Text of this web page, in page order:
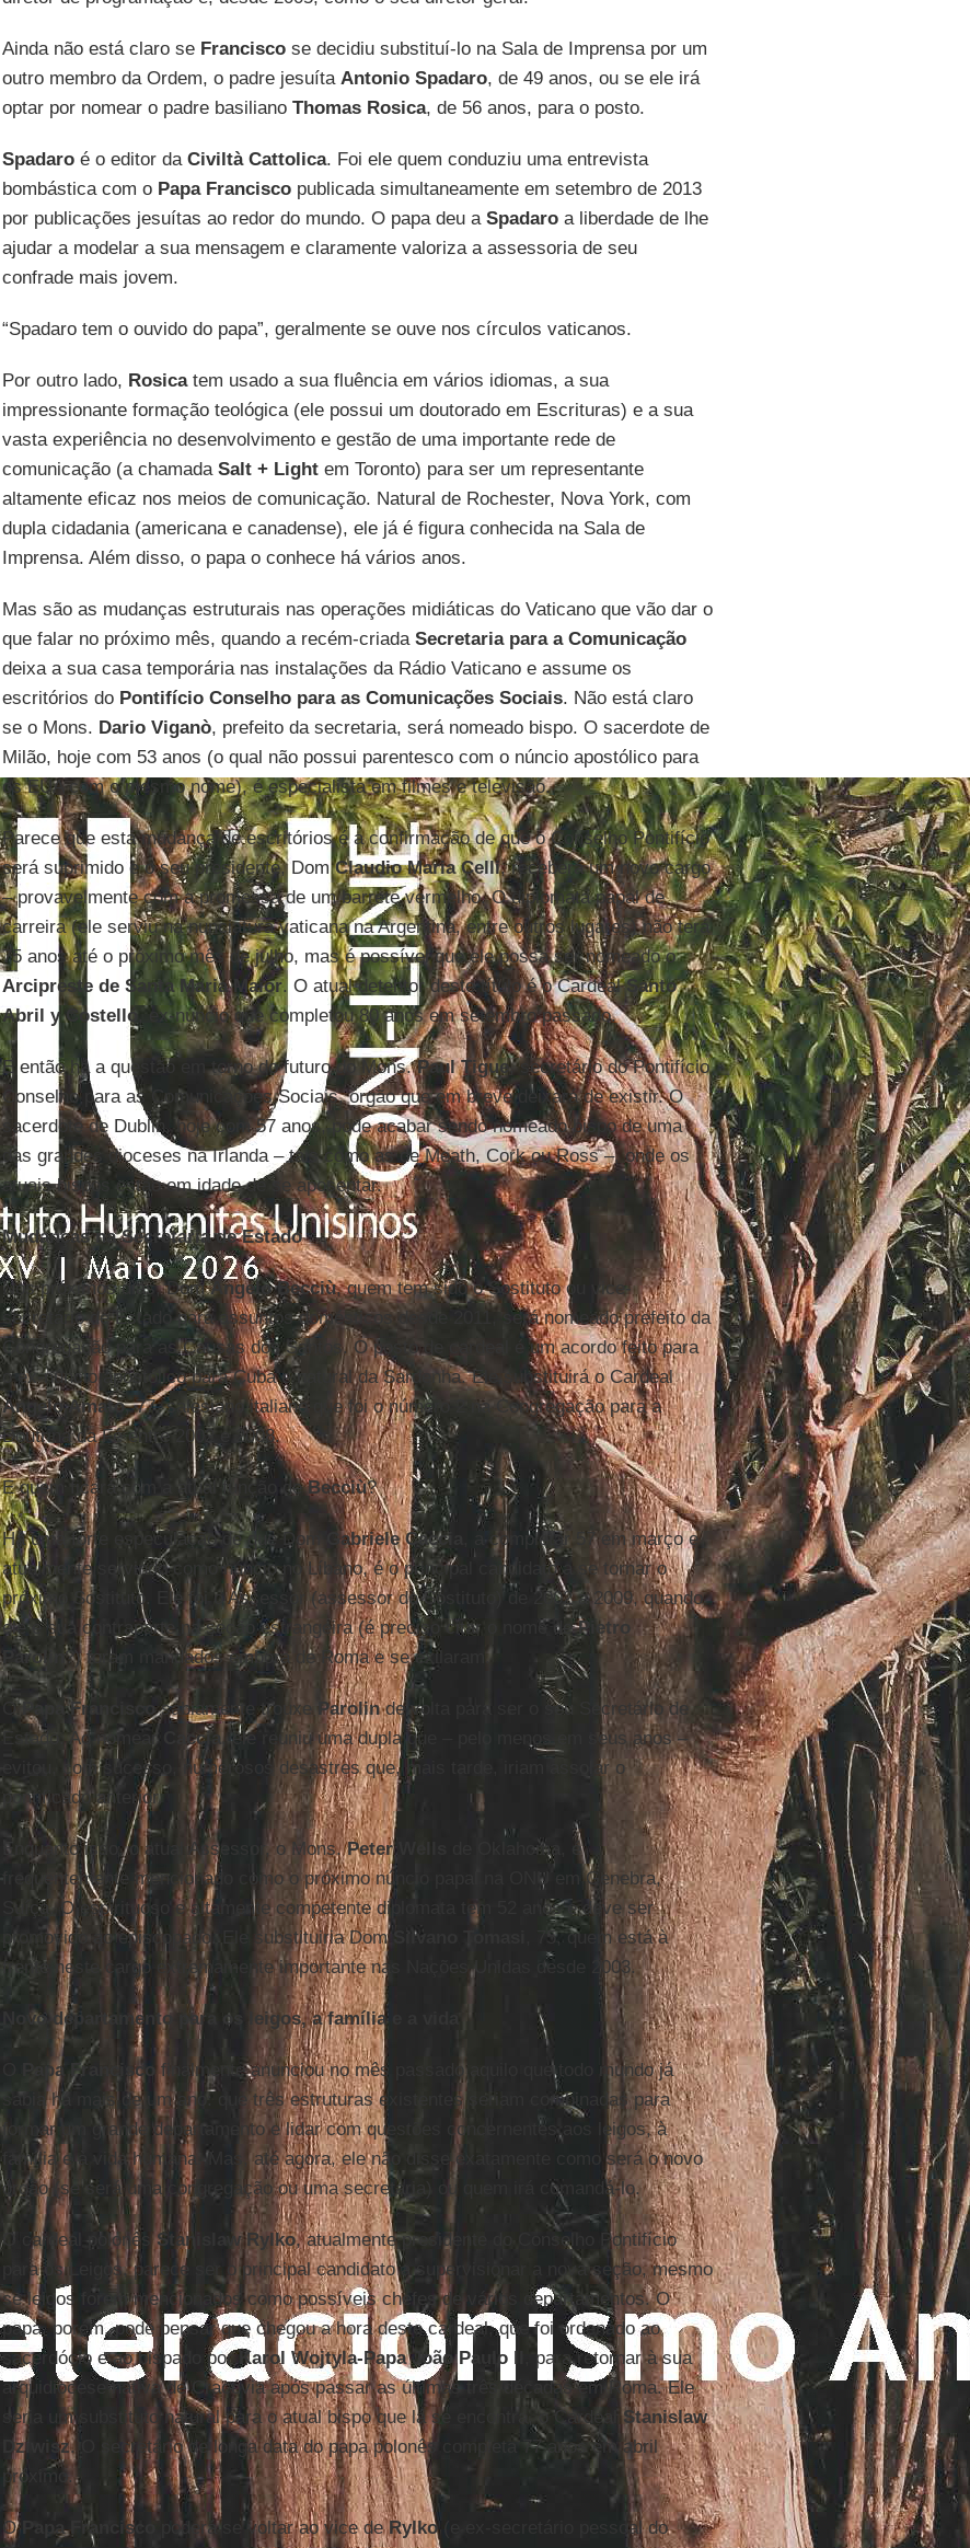
Ainda não está claro se Franciscose decidiu substituí-lo na Sala de Imprensa por um
outro membro da Ordem, o padre jesuíta Antonio Spadaro, de 49 anos, ou se ele irá
optar por nomear o padre basiliano Thomas Rosica, de 56 anos, para o posto.
Spadaroé o editor da Civiltà Cattolica. Foi ele quem conduziu uma entrevista
bombástica com o Papa Franciscopublicada simultaneamente em setembro de 2013
por publicações jesuítas ao redor do mundo. O papa deu a Spadaroa liberdade de lhe
ajudar a modelar a sua mensagem e claramente valoriza a assessoria de seu
confrade mais jovem.
“Spadaro tem o ouvido do papa”, geralmente se ouve nos círculos vaticanos.
Por outro lado, Rosicatem usado a sua fluência em vários idiomas, a sua
impressionante formação teológica (ele possui um doutorado em Escrituras) e a sua
vasta experiência no desenvolvimento e gestão de uma importante rede de
comunicação (a chamada Salt + Lightem Toronto) para ser um representante
altamente eficaz nos meios de comunicação. Natural de Rochester, Nova York, com
dupla cidadania (americana e canadense), ele já é figura conhecida na Sala de
Imprensa. Além disso, o papa o conhece há vários anos.
Mas são as mudanças estruturais nas operações midiáticas do Vaticano que vão dar o
que falar no próximo mês, quando a recém-criada Secretaria para a Comunicação
deixa a sua casa temporária nas instalações da Rádio Vaticano e assume os
escritórios do Pontifício Conselho para as Comunicações Sociais. Não está claro
se o Mons. Dario Viganò, prefeito da secretaria, será nomeado bispo. O sacerdote de
Milão, hoje com 53 anos (o qual não possui parentesco com o núncio apostólico para
os EUA com o mesmo nome), é especialista em filmes e televisão.
Parece que esta mudança de escritórios é a confirmação de que o Conselho Pontifício
será suprimido e o seu presidente, DomClaudio Maria Celli, receberá um novo cargo
– provavelmente com a promessa de um barrete vermelho. O diplomata papal de
carreira (ele serviu na nunciatura vaticana na Argentina, entre outros lugares) não terá
75 anos até o próximo mês de julho, mas é possível que ele possa ser nomeado o
Arcipreste de Santa Maria Maior. O atual detentor deste título é o CardealSanto
Abril y Costelló
, ex-núncio que completou 80 anos em setembro passado.
E então há a questão em torno do futuro do Mons.Paul Tigue, secretário do Pontifício
Conselho para as Comunicações Sociais, órgão que em breve deixará de existir. O
sacerdote de Dublin, hoje com 57 anos, pode acabar sendo nomeado bispo de uma
das grandes dioceses na Irlanda – tais como as de Meath, Cork ou Ross –, onde os
atuais bispos estão em idade de se aposentar.
Mudanças na Secretaria de Estado
Nos próximos dias, DomAngelo Becciù, quem tem sido o Sostituto ou vice-
secretário de Estado para assuntos domésticos desde 2011, será nomeado prefeito da
Congregação para as Causas dos Santos. O posto de cardeal é um acordo feito para
o ex-núncio apostólico para Cuba e natural da Sardenha. Ele substituirá o Cardeal
Angelo Amato, 77, salesiano italiano que foi o número 2 na Congregação para a
Doutrina da Fé entre 2002 e 2008.
E quem ficará com a atual função deBecciù?
Há uma forte especulação de que Dom Gabriele Caccia
, a completar 57 em março e
atualmente servindo como núncio no Líbano, é o principal candidato a se tornar o
próximo Sostituto. Ele foi o Assessor (assessor do Sostituto) de 2002 a 2009, quando
ele e sua contraparte na seção estrangeira (é preciso citar o nome dePietro
Parolin ?) foram mandados embora de Roma e se exilaram.
OPapa Franciscosabiamente trouxe Parolinde volta para ser o seu Secretário de
Estado. Ao nomear
Caccia, ele reuniu uma dupla que – pelo menos em seus anos –
evitou, com sucesso, numerosos desastres que, mais tarde, iriam assolar o
pontificado anterior.
Enquanto isso, o atual Assessor, o Mons.Peter Wells
de Oklahoma, é
frequentemente mencionado como o próximo núncio papal na ONU em Genebra,
Suíça. O espirituoso e altamente competente diplomata tem 52 anos e deve ser
promovido ao episcopado. Ele substituiria Dom
Silvano Tomasi
, 75, quem está à
frente neste cargo extremamente importante nas Nações Unidas desde 2003.
Novo departamento para os leigos, a família e a vida
Papa Francisco finalmente anunciou no mês passado aquilo que todo mundo já
sabia há mais de um ano: que três estruturas existentes seriam combinadas para
formar um grande departamento e lidar com questões concernentes aos leigos, à
família e à vida humana. Mas, até agora, ele não disse exatamente como será o novo
órgão (se será uma congregação ou uma secretaria) ou quem irá comandá-lo.
O cardeal polonêsStanislaw Rylko, atualmente presidente do Conselho Pontifício
para os Leigos, parece ser o principal candidato a supervisionar a nova seção, mesmo
se leigos forem mencionados como possíveis chefes de vários departamentos. O
papa, porém, pode pensar que chegou a hora deste cardeal, que foi ordenado ao
sacerdócio e ao bispado porKarol Wojtyla-Papa João Paulo II
, para retornar à sua
arquidiocese nativa de Cracóvia após passar as últimas três décadas em Roma. Ele
seria um substituto natural para o atual bispo que lá se encontra, o CardealStanislaw
Dziwisz. O secretário de longa data do papa polonês completa 77 anos em abril
próximo.
O Papa Francisco poderá se voltar ao vice deRylko(e ex-secretário pessoal do